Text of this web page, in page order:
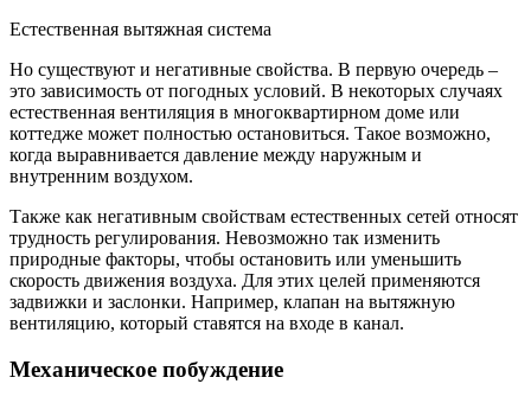
Естественная вытяжная система
Но существуют и негативные свойства. В первую очередь –
это зависимость от погодных условий. В некоторых случаях
естественная вентиляция в многоквартирном доме или
коттедже может полностью остановиться. Такое возможно,
когда выравнивается давление между наружным и
внутренним воздухом.
Также как негативным свойствам естественных сетей относят
трудность регулирования. Невозможно так изменить
природные факторы, чтобы остановить или уменьшить
скорость движения воздуха. Для этих целей применяются
задвижки и заслонки. Например, клапан на вытяжную
вентиляцию, который ставятся на входе в канал.
Механическое побуждение